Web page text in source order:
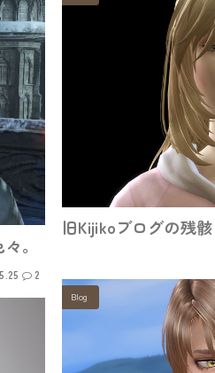
旧Kijikoブログの残
。
2
Blog